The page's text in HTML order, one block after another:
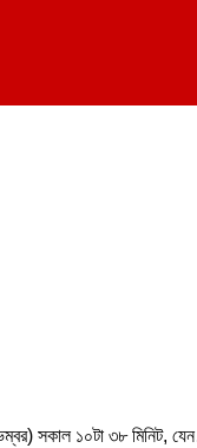
সকাল ১০টা ৩৮ মিনিট,